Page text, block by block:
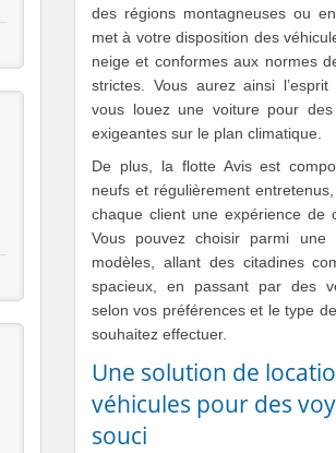
des régions montagneuses ou
met à votre disposition des
neige et conformes aux normes
strictes. Vous aurez ainsi l’esprit
vous louez une voiture pour des
exigeantes sur le plan climatique.
De plus, la flotte Avis est
neufs et régulièrement
chaque client une expérience de
Vous pouvez choisir parmi une
modèles, allant des citadines
spacieux, en passant par des
selon vos préférences et le type
souhaitez effectuer.
Une solution de
véhicules pour des
souci